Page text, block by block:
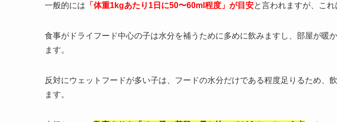
一般的には 「体重1kgあたり1日に50〜60ml程度」が目安と言われますが、これ
食事がドライフード中心の子は水分を補うために多めに飲みますし、部屋が暖
ます。
反対にウェットフードが多い子は、フードの水分だけである程度足りるため、
ます。